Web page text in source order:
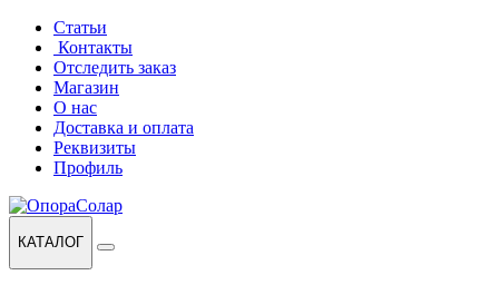
Перейти
навигации
Перейти
содержанию
Статьи
Контакты
Отследить заказ
Магазин
О нас
Доставка и оплата
Реквизиты
Профиль
КАТАЛОГ